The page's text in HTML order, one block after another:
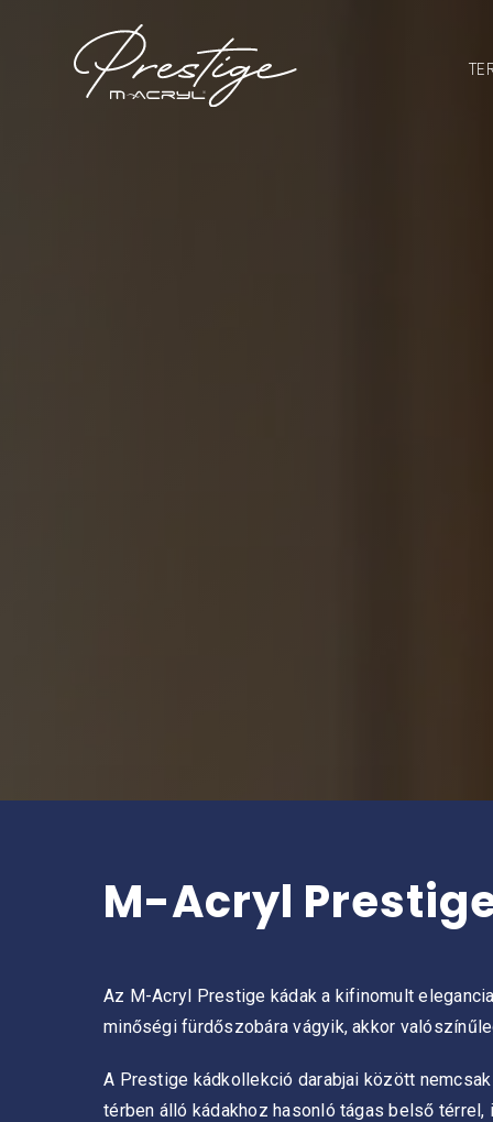
M-Acryl
Az M-Acryl Prestige kádak a kifinomult
minőségi fürdőszobára vágyik, akkor
A Prestige kádkollekció darabjai között
térben álló kádakhoz hasonló tágas belső